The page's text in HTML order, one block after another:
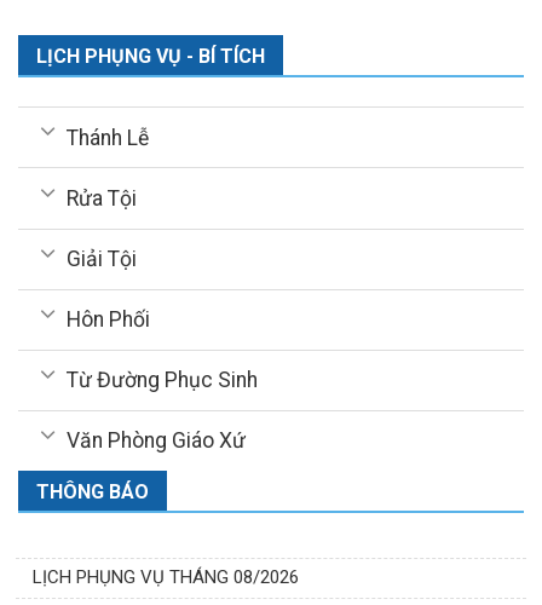
LỊCH PHỤNG VỤ - BÍ TÍCH
Thánh Lễ
Rửa Tội
Giải Tội
Hôn Phối
Từ Đường Phục Sinh
Văn Phòng Giáo Xứ
THÔNG BÁO
LỊCH PHỤNG VỤ THÁNG 08/2026